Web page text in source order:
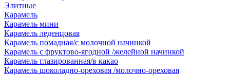
Элитные
Карамель
Карамель мини
Карамель леденцовая
Карамель помадная/с молочной начинкой
Карамель с фруктово-ягодной /желейной начинкой
Карамель глазированная/в какао
Карамель шоколадно-ореховая /молочно-ореховая